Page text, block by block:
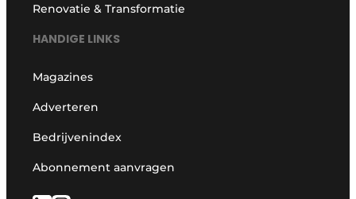
Renovatie & Transformatie
HANDIGE LINKS
Magazines
Adverteren
Bedrijvenindex
Abonnement aanvragen